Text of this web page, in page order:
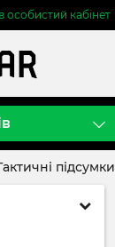
особистий кабінет
підсумки